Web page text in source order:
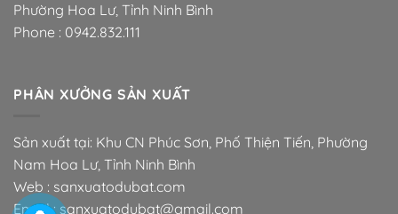
Phường Hoa Lư, Tỉnh Ninh Bình
Phone : 0942.832.111
PHÂN XƯỞNG SẢN XUẤT
Sản xuất tại: Khu CN Phúc Sơn, Phố Thiện Tiến, Phường
Nam Hoa Lư, Tỉnh Ninh Bình
Web : sanxuatodubat.com
Email : sanxuatodubat@gmail.com